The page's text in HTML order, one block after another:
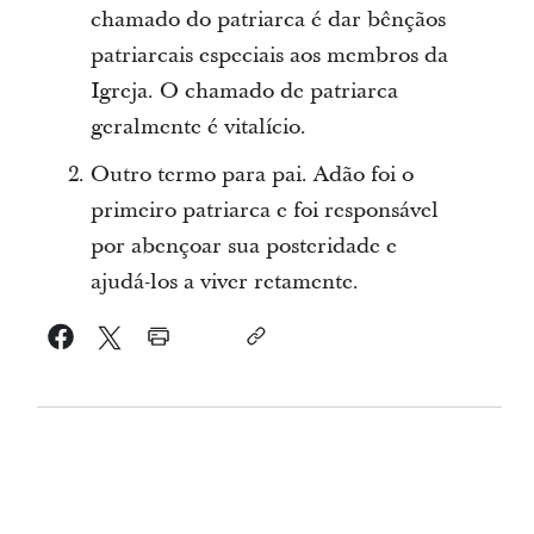
chamado do patriarca é dar bênçãos
patriarcais especiais aos membros da
Igreja. O chamado de patriarca
geralmente é vitalício.
Outro termo para pai. Adão foi o
primeiro patriarca e foi responsável
por abençoar sua posteridade e
ajudá-los a viver retamente.